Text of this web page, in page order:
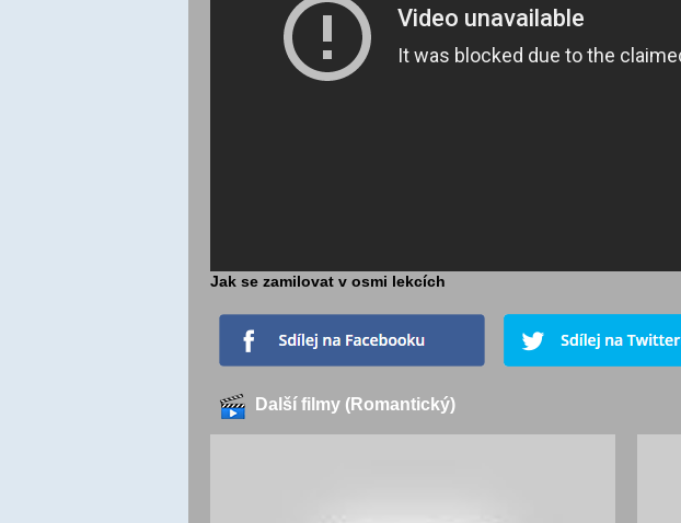
Jak se zamilovat v osmi lekcích
Další filmy (Romantický)